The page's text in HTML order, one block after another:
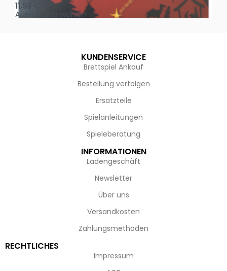
11,95
Ausführung wählen
KUNDENSERVICE
Brettspiel Ankauf
Bestellung verfolgen
Ersatzteile
Spielanleitungen
Spieleberatung
INFORMATIONEN
Ladengeschäft
Newsletter
Über uns
Versandkosten
Zahlungsmethoden
RECHTLICHES
Impressum